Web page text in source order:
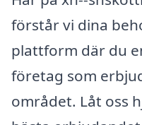
förstår vi dina
plattform där du
företag som
området. Låt oss